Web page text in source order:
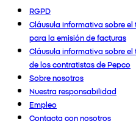
RGPD
Cláusula informativa sobre
para la emisión de facturas
Cláusula informativa sobre
de los contratistas de Pepco
Sobre nosotros
Nuestra responsabilidad
Empleo
Contacta con nosotros